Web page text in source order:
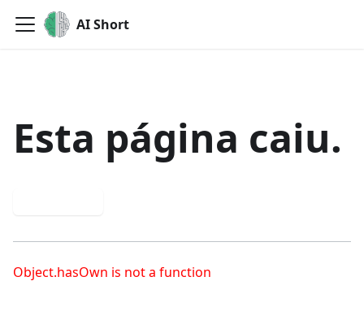
AI Short
Esta página caiu.
Object.hasOwn is not a function